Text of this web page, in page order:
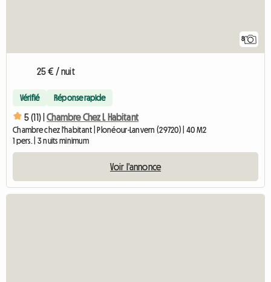
8
25 € / nuit
Vérifié Réponse rapide
5 (11) | Chambre Chez L Habitant
Chambre chez l'habitant | Plonéour-Lanvern (29720) | 40 M2
1 pers. | 3 nuits minimum
Voir l'annonce